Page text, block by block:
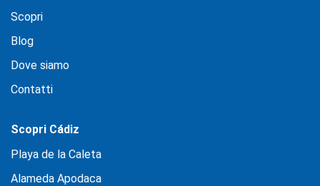
Scopri
Blog
Dove siamo
Contatti
Scopri Cádiz
Playa de la Caleta
Alameda Apodaca